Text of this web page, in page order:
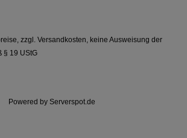
zzgl. Versandkosten , keine Ausweisung der
§ 19 UStG
Powered by Serverspot.de